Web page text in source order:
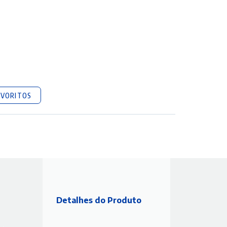
Detalhes do Produto